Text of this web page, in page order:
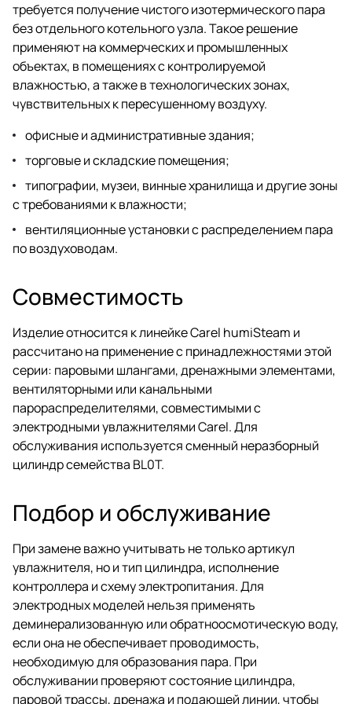
требуется получение чистого изотермического пара
без отдельного котельного узла. Такое решение
применяют на коммерческих и промышленных
объектах, в помещениях с контролируемой
влажностью, а также в технологических зонах,
чувствительных к пересушенному воздуху.
офисные и административные здания;
торговые и складские помещения;
типографии, музеи, винные хранилища и другие зоны
с требованиями к влажности;
вентиляционные установки с распределением пара
по воздуховодам.
Совместимость
Изделие относится к линейке Carel humiSteam и
рассчитано на применение с принадлежностями этой
серии: паровыми шлангами, дренажными элементами,
вентиляторными или канальными
парораспределителями, совместимыми с
электродными увлажнителями Carel. Для
обслуживания используется сменный неразборный
цилиндр семейства BL0T.
Подбор и обслуживание
При замене важно учитывать не только артикул
увлажнителя, но и тип цилиндра, исполнение
контроллера и схему электропитания. Для
электродных моделей нельзя применять
деминерализованную или обратноосмотическую воду,
если она не обеспечивает проводимость,
необходимую для образования пара. При
обслуживании проверяют состояние цилиндра,
паровой трассы, дренажа и подающей линии, чтобы